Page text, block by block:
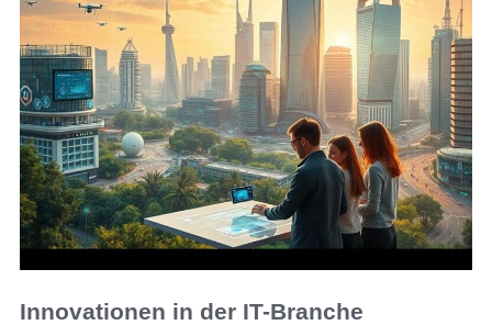
Innovationen in der IT-Branche